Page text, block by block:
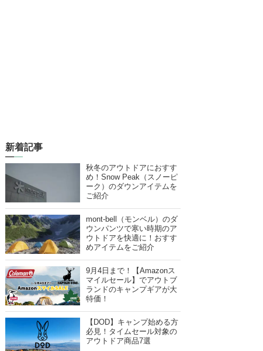
新着記事
秋冬のアウトドアにおすす
め！Snow Peak（スノーピ
ーク）のダウンアイテムを
ご紹介
mont-bell（モンベル）のダ
ウンパンツで寒い時期のア
ウトドアを快適に！おすす
めアイテムをご紹介
9月4日まで！【Amazonス
マイルセール】でアウトブ
ランドのキャンプギアが大
特価！
【DOD】キャンプ始める方
必見！タイムセール対象の
アウトドア商品7選